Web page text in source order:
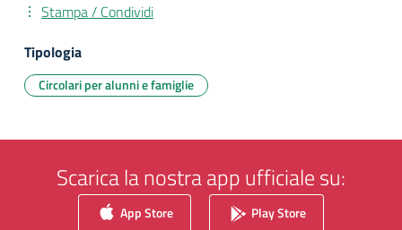
Stampa / Condividi
Tipologia
Circolari per alunni e famiglie
Scarica la nostra app ufficiale su:
App Store Play Store